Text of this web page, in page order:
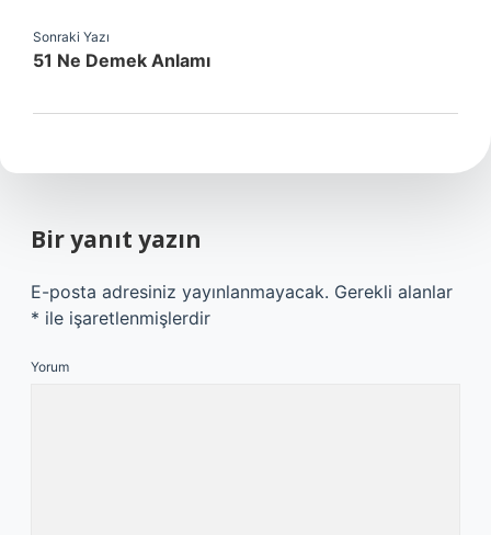
Sonraki Yazı
51 Ne Demek Anlamı
Bir yanıt yazın
E-posta adresiniz yayınlanmayacak. Gerekli alanlar
* ile işaretlenmişlerdir
Yorum